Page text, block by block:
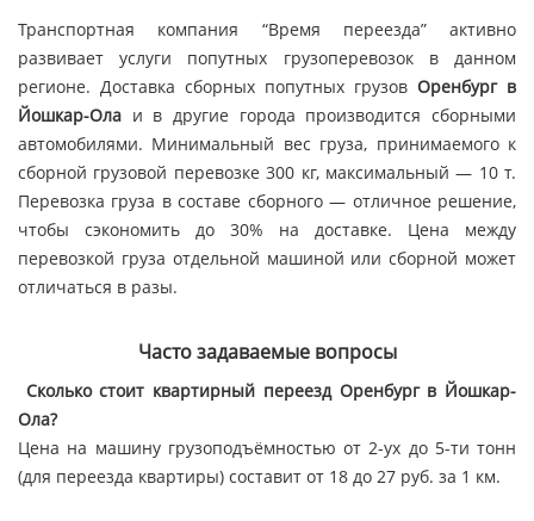
Транспортная компания “Время переезда” активно
развивает услуги попутных грузоперевозок в данном
регионе. Доставка сборных попутных грузов Оренбург в
Йошкар-Ола и в другие города производится сборными
автомобилями. Минимальный вес груза, принимаемого к
сборной грузовой перевозке 300 кг, максимальный — 10 т.
Перевозка груза в составе сборного — отличное решение,
чтобы сэкономить до 30% на доставке. Цена между
перевозкой груза отдельной машиной или сборной может
отличаться в разы.
Часто задаваемые вопросы
Сколько стоит квартирный переезд Оренбург в Йошкар-
Ола?
Цена на машину грузоподъёмностью от 2-ух до 5-ти тонн
(для переезда квартиры) составит от 18 до 27 руб. за 1 км.